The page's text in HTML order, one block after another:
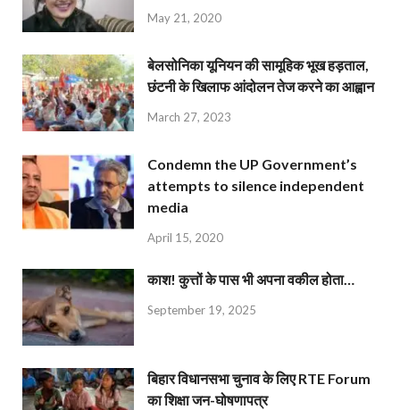
May 21, 2020
बेलसोनिका यूनियन की सामूहिक भूख हड़ताल,
छंटनी के खिलाफ आंदोलन तेज करने का आह्वान
March 27, 2023
Condemn the UP Government’s
attempts to silence independent
media
April 15, 2020
काश! कुत्तों के पास भी अपना वकील होता…
September 19, 2025
बिहार विधानसभा चुनाव के लिए RTE Forum
का शिक्षा जन-घोषणापत्र